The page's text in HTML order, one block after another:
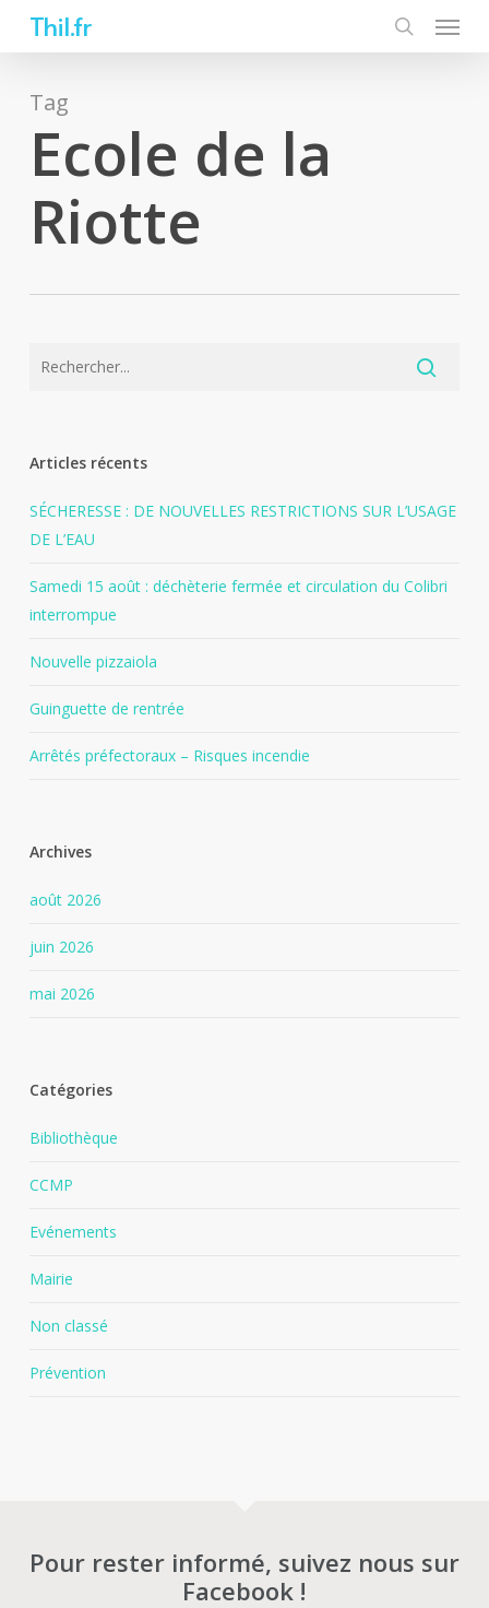
content
Thil.fr
Tag
Ecole de la
Riotte
Articles récents
SÉCHERESSE : DE NOUVELLES RESTRICTIONS SUR L’USAGE
DE L’EAU
Samedi 15 août : déchèterie fermée et circulation du Colibri
interrompue
Nouvelle pizzaiola
Guinguette de rentrée
Arrêtés préfectoraux – Risques incendie
Archives
août 2026
juin 2026
mai 2026
Catégories
Bibliothèque
CCMP
Evénements
Mairie
Non classé
Prévention
Pour rester informé, suivez nous sur
Facebook !